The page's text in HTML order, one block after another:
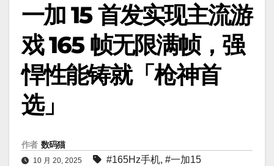
一加 15 首发实现主流游
戏 165 帧无限满帧，强
悍性能铸就「枪神首
选」
作者 数码猫
10 月 20, 2025 #165Hz手机, #一加15